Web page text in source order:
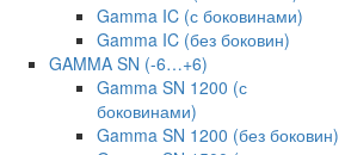
Gamma IC (с боковинами)
Gamma IC (без боковин)
GAMMA SN (-6…+6)
Gamma SN 1200 (с
боковинами)
Gamma SN 1200 (без боковин)